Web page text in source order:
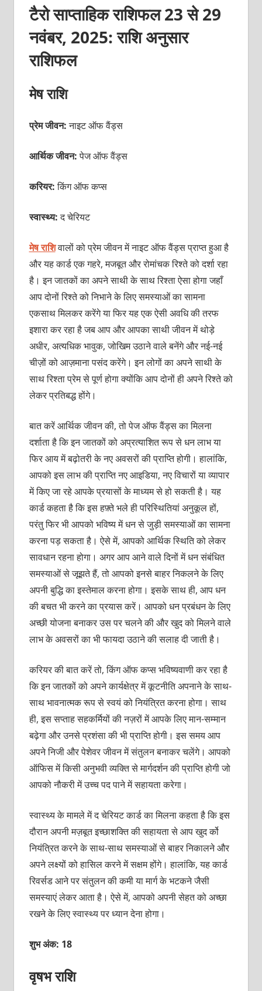
टैरो साप्ताहिक राशिफल 23 से 29
नवंबर, 2025: राशि अनुसार
राशिफल
मेष राशि
प्रेम जीवन:नाइट ऑफ वैंड्स
आर्थिक जीवन:पेज ऑफ वैंड्स
करियर:किंग ऑफ कप्स
स्वास्थ्य:द चेरियट
मेष राशिवालों को प्रेम जीवन में नाइट ऑफ वैंड्स प्राप्त हुआ है
और यह कार्ड एक गहरे, मजबूत और रोमांचक रिश्ते को दर्शा रहा
है। इन जातकों का अपने साथी के साथ रिश्ता ऐसा होगा जहाँ
आप दोनों रिश्ते को निभाने के लिए समस्याओं का सामना
एकसाथ मिलकर करेंगे या फिर यह एक ऐसी अवधि की तरफ
इशारा कर रहा है जब आप और आपका साथी जीवन में थोड़े
अधीर, अत्यधिक भावुक, जोखिम उठाने वाले बनेंगे और नई-नई
चीज़ों को आज़माना पसंद करेंगे। इन लोगों का अपने साथी के
साथ रिश्ता प्रेम से पूर्ण होगा क्योंकि आप दोनों ही अपने रिश्ते को
लेकर प्रतिबद्ध होंगे।
बात करें आर्थिक जीवन की, तो पेज ऑफ वैंड्स का मिलना
दर्शाता है कि इन जातकों को अप्रत्याशित रूप से धन लाभ या
फिर आय में बढ़ोतरी के नए अवसरों की प्राप्ति होगी। हालांकि,
आपको इस लाभ की प्राप्ति नए आइडिया, नए विचारों या व्यापार
में किए जा रहे आपके प्रयासों के माध्यम से हो सकती है। यह
कार्ड कहता है कि इस हफ़्ते भले ही परिस्थितियां अनुकूल हों,
परंतु फिर भी आपको भविष्य में धन से जुड़ी समस्याओं का सामना
करना पड़ सकता है। ऐसे में, आपको आर्थिक स्थिति को लेकर
सावधान रहना होगा। अगर आप आने वाले दिनों में धन संबंधित
समस्याओं से जूझते हैं, तो आपको इनसे बाहर निकलने के लिए
अपनी बुद्धि का इस्तेमाल करना होगा। इसके साथ ही, आप धन
की बचत भी करने का प्रयास करें। आपको धन प्रबंधन के लिए
अच्छी योजना बनाकर उस पर चलने की और खुद को मिलने वाले
लाभ के अवसरों का भी फायदा उठाने की सलाह दी जाती है।
करियर की बात करें तो, किंग ऑफ कप्स भविष्यवाणी कर रहा है
कि इन जातकों को अपने कार्यक्षेत्र में कूटनीति अपनाने के साथ-
साथ भावनात्मक रूप से स्वयं को नियंत्रित करना होगा। साथ
ही, इस सप्ताह सहकर्मियों की नज़रों में आपके लिए मान-सम्मान
बढ़ेगा और उनसे प्रशंसा की भी प्राप्ति होगी। इस समय आप
अपने निजी और पेशेवर जीवन में संतुलन बनाकर चलेंगे। आपको
ऑफिस में किसी अनुभवी व्यक्ति से मार्गदर्शन की प्राप्ति होगी जो
आपको नौकरी में उच्च पद पाने में सहायता करेगा।
स्वास्थ्य के मामले में द चेरियट कार्ड का मिलना कहता है कि इस
दौरान अपनी मज़बूत इच्छाशक्ति की सहायता से आप खुद र्को
नियंत्रित करने के साथ-साथ समस्याओं से बाहर निकालने और
अपने लक्ष्यों को हासिल करने में सक्षम होंगे। हालांकि, यह कार्ड
रिवर्सड आने पर संतुलन की कमी या मार्ग के भटकने जैसी
समस्याएं लेकर आता है। ऐसे में, आपको अपनी सेहत को अच्छा
रखने के लिए स्वास्थ्य पर ध्यान देना होगा।
शुभ अंक: 18
वृषभ राशि